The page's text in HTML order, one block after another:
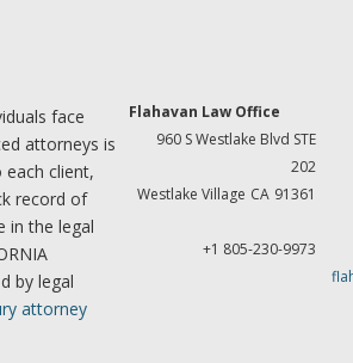
Flahavan Law Office
960 S Westlake Blvd STE
202
Westlake Village CA 91361
+1 805-230-9973
face
attorneys is
client,
record of
in the legal
by legal
attorney